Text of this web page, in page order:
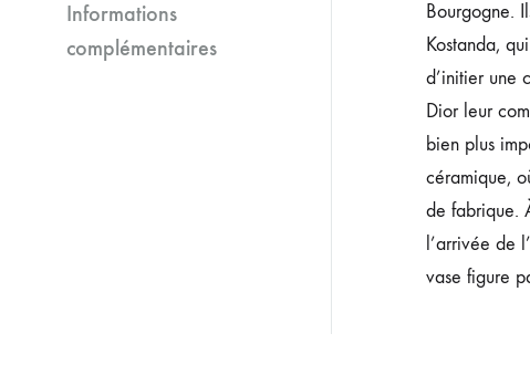
Informations
complémentaires
Bourgogne.
Kostanda,
d’initier une
Dior leur
bien plus
céramique,
de fabrique.
l’arrivée de
vase figure